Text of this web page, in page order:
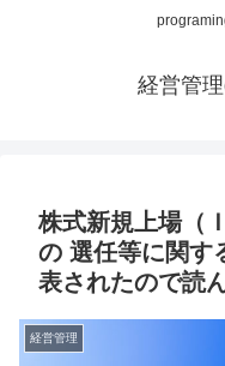
経営管
株式新規上場（
の 選任等に関す
表されたので読
経営管理